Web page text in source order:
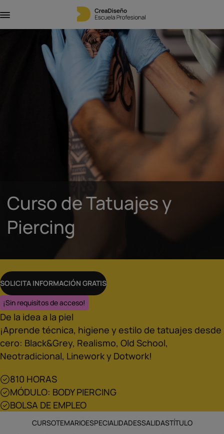
Curso de Tatuajes y
Piercing
SOLICITA INFORMACIÓN GRATIS
¡Sin requisitos de acceso!
De la idea a la piel
¡Aprende técnica, higiene y estilo de tatuajes desde
cero: Black&Grey, Realismo, Old School,
Neotradicional, Linework y Dotwork!
810 HORAS
MÓDULO: BODY PIERCING
BOLSA DE EMPLEO
CURSOTEMARIOESPECIALIDADESSALIDASTÍTULO